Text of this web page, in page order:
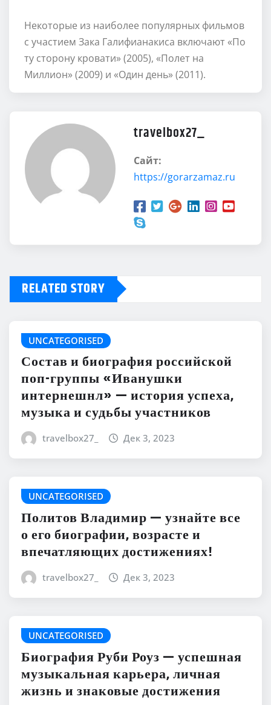
Некоторые из наиболее популярных фильмов
с участием Зака Галифианакиса включают «По
ту сторону кровати» (2005), «Полет на
Миллион» (2009) и «Один день» (2011).
travelbox27_
Сайт:
https://gorarzamaz.ru
RELATED STORY
UNCATEGORISED
Состав и биография российской
поп-группы «Иванушки
интернешнл» — история успеха,
музыка и судьбы участников
travelbox27_ Дек 3, 2023
UNCATEGORISED
Политов Владимир — узнайте все
о его биографии, возрасте и
впечатляющих достижениях!
travelbox27_ Дек 3, 2023
UNCATEGORISED
Биография Руби Роуз — успешная
музыкальная карьера, личная
жизнь и знаковые достижения